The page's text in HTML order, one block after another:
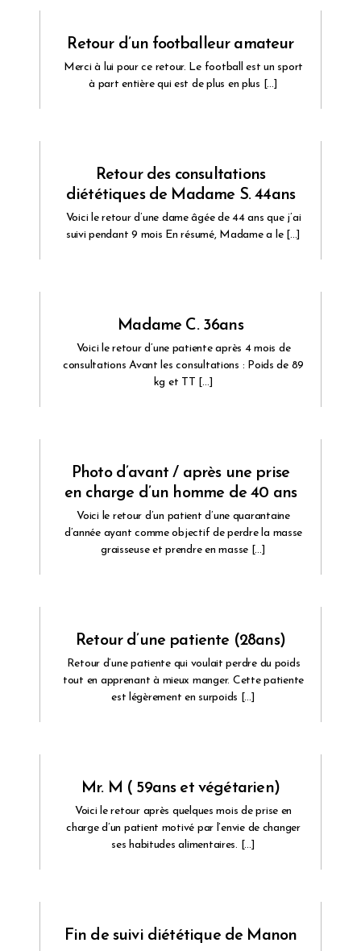
Retour d’un footballeur amateur
Merci à lui pour ce retour. Le football est un sport
à part entière qui est de plus en plus […]
Retour des consultations
diététiques de Madame S. 44ans
Voici le retour d’une dame âgée de 44 ans que j’ai
suivi pendant 9 mois En résumé, Madame a le […]
Madame C. 36ans
Voici le retour d’une patiente après 4 mois de
consultations Avant les consultations : Poids de 89
kg et TT […]
Photo d’avant / après une prise
en charge d’un homme de 40 ans
Voici le retour d’un patient d’une quarantaine
d’année ayant comme objectif de perdre la masse
graisseuse et prendre en masse […]
Retour d’une patiente (28ans)
Retour d’une patiente qui voulait perdre du poids
tout en apprenant à mieux manger. Cette patiente
est légèrement en surpoids […]
Mr. M ( 59ans et végétarien)
Voici le retour après quelques mois de prise en
charge d’un patient motivé par l’envie de changer
ses habitudes alimentaires. […]
Fin de suivi diététique de Manon